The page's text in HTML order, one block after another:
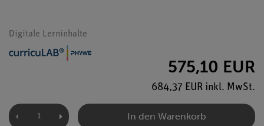
Digitale Lerninhalte
575,10 EUR
684,37 EUR inkl. MwSt.
In den Warenkorb